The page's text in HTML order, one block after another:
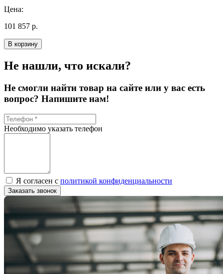
Цена:
101 857 р.
В корзину
Не нашли, что искали?
Не смогли найти товар на сайте или у вас есть
вопрос? Напишите нам!
Необходимо указать телефон
Я согласен с политикой конфиденциальности
Заказать звонок